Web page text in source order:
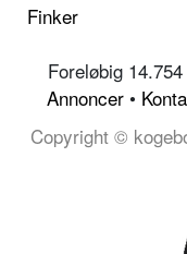
Finker
Foreløbig
Annoncer •
Copyright ©